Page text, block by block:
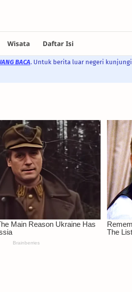
BACA. Untuk berita luar negeri kunjungi